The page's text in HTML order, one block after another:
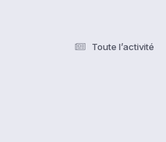
Toute l’activité